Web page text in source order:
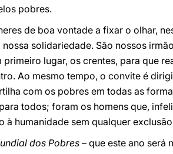
pobres.
de boa vontade a fixar o olhar,
solidariedade. São nossos
primeiro lugar, os crentes, para que
Ao mesmo tempo, o convite é
com os pobres em todas as
todos; foram os homens que,
humanidade sem qualquer
dos Pobres– que este ano será